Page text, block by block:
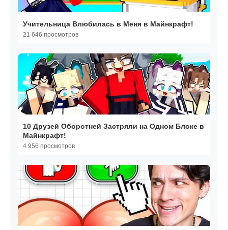
Учительница Влюбилась в Меня в Майнкрафт!
21 646 просмотров
10 Друзей Оборотней Застряли на Одном Блоке в
Майнкрафт!
4 956 просмотров